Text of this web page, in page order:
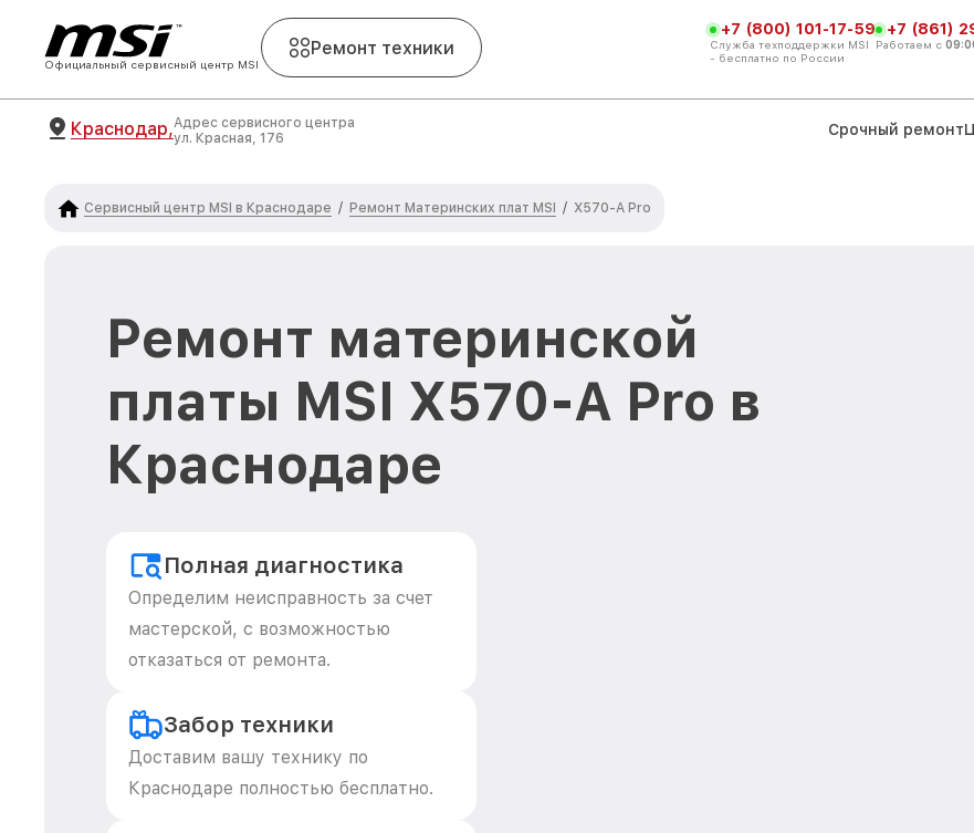
Официальный сервисный центр MSI
Ремонт техники
+7 (800) 101-17-59
Служба техподдержки MSI
- бесплатно по России
+7 (861)
Работаем с
Краснодар,Адрес сервисного центра
ул. Красная, 176
Срочный ремонт
Сервисный центр MSI в Краснодаре / Ремонт Материнских плат MSI / X570-A Pro
Ремонт материнской
платы MSI X570-A Pro в
Краснодаре
Полная диагностика
Определим неисправность за счет
мастерской, с возможностью
отказаться от ремонта.
Забор техники
Доставим вашу технику по
Краснодаре полностью бесплатно.